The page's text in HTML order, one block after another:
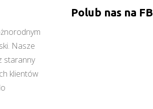
Nasze
staranny
klientów
Polub nas na FB